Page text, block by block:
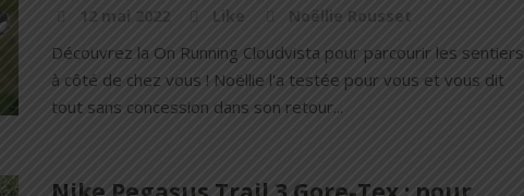
12 mai 2022 Like Noëllie Rousset
Découvrez la On Running Cloudvista pour parcourir les sentiers
à côté de chez vous ! Noëllie l'a testée pour vous et vous dit
tout sans concession dans son retour...